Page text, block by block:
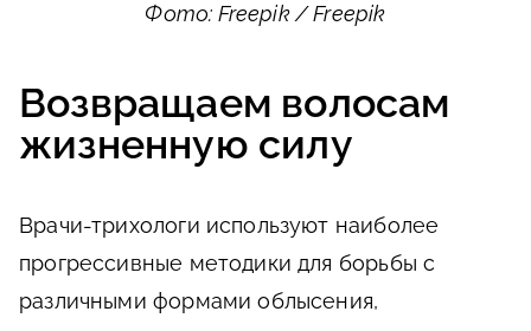
Фото: Freepik / Freepik
Возвращаем волосам
жизненную силу
Врачи-трихологи используют наиболее
прогрессивные методики для борьбы с
различными формами облысения,